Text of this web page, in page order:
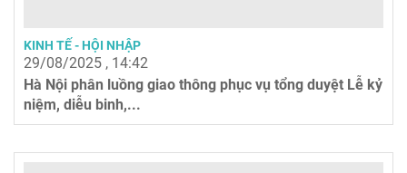
KINH TẾ - HỘI NHẬP
29/08/2025 , 14:42
Hà Nội phân luồng giao thông phục vụ tổng duyệt Lễ kỷ
niệm, diễu binh,...